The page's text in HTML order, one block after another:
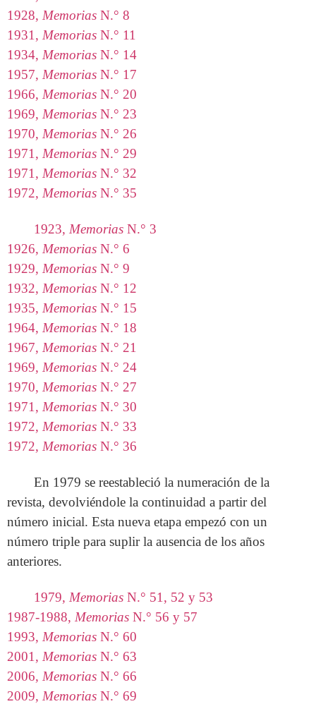
1928, Memorias N.° 8
1931, Memorias N.° 11
1934, Memorias N.° 14
1957, Memorias N.° 17
1966, Memorias N.° 20
1969, Memorias N.° 23
1970, Memorias N.° 26
1971, Memorias N.° 29
1971, Memorias N.° 32
1972, Memorias N.° 35
1923, Memorias N.° 3
1926, Memorias N.° 6
1929, Memorias N.° 9
1932, Memorias N.° 12
1935, Memorias N.° 15
1964, Memorias N.° 18
1967, Memorias N.° 21
1969, Memorias N.° 24
1970, Memorias N.° 27
1971, Memorias N.° 30
1972, Memorias N.° 33
1972, Memorias N.° 36
En 1979 se reestableció la numeración de la
revista, devolviéndole la continuidad a partir del
número inicial. Esta nueva etapa empezó con un
número triple para suplir la ausencia de los años
anteriores.
1979, Memorias N.° 51, 52 y 53
1987-1988, Memorias N.° 56 y 57
1993, Memorias N.° 60
2001, Memorias N.° 63
2006, Memorias N.° 66
2009, Memorias N.° 69